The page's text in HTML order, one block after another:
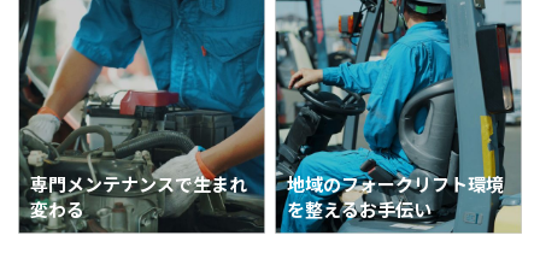
専門メンテナンスで生まれ
変わる
地域のフォークリフト環境
を整えるお手伝い